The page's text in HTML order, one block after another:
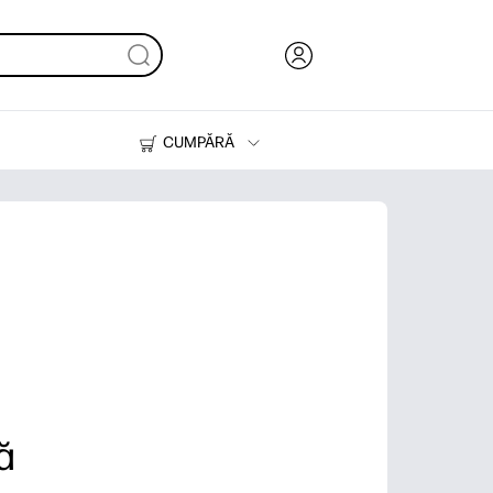
CUMPĂRĂ
Imprimante